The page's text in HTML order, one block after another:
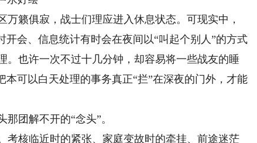
籁俱寂，战士们理应进入休息状态。可现实中，
会、信息统计有时会在夜间以“叫起个别人”的方式
也许一次不过十几分钟，却容易将一些战友的睡
可以白天处理的事务真正“拦”在深夜的门外，才能
团解不开的“念头”。
核临近时的紧张、家庭变故时的牵挂、前途迷茫